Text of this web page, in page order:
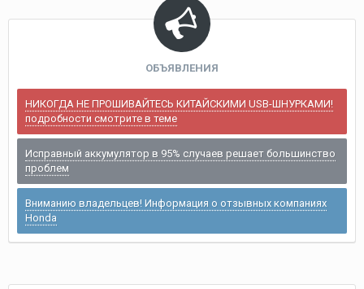
ОБЪЯВЛЕНИЯ
НИКОГДА НЕ ПРОШИВАЙТЕСЬ КИТАЙСКИМИ USB-ШНУРКАМИ!
подробности смотрите в теме
Исправный аккумулятор в 95% случаев решает большинство
проблем
Вниманию владельцев! Информация о отзывных компаниях
Honda